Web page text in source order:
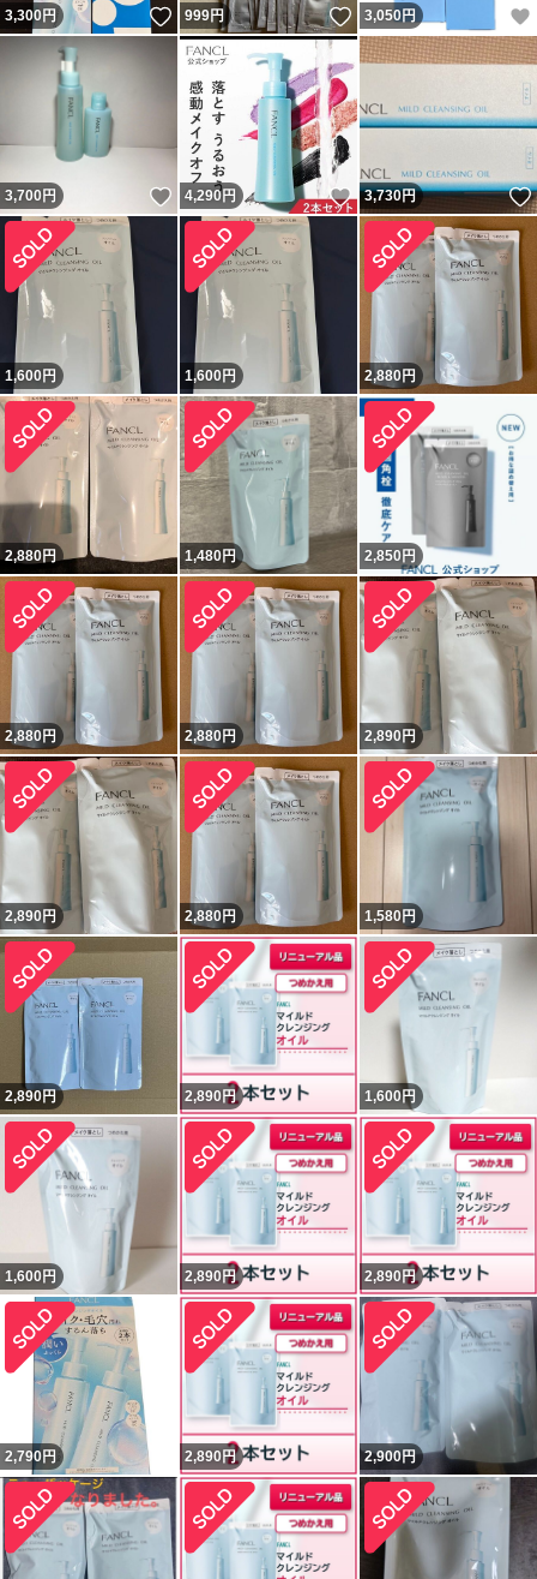
3,300円 いいね！
999円 いいね！
3,050円
3,700 円 いいね！
4,290円 いいね！
3,730円
1,600円 1,600円 2,880円
2,880円 1,480円 2,850 円
2,880円 2,880円 2,890円
2,890円 2,880円 1,580円
2,890円 2,890 円 1,600円
1,600円 2,890 円 2,890 円
2,790円 2,890 円 2,900円